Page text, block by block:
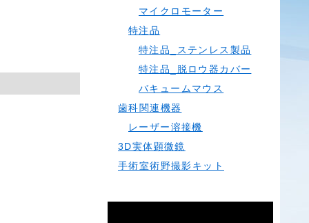
マイクロモーター
特注品
特注品_ステンレス製品
特注品_脱ロウ器カバー
バキュームマウス
歯科関連機器
レーザー溶接機
3D実体顕微鏡
手術室術野撮影キット